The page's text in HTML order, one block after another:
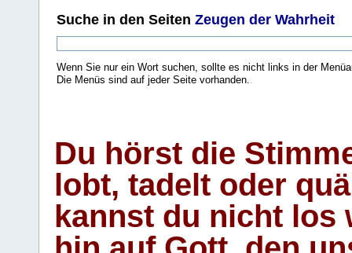
Suche in den Seiten Zeugen der Wahrheit
Wenn Sie nur ein Wort suchen, sollte es nicht links in der
Die Menüs sind auf jeder Seite vorhanden.
Du hörst die
lobt, tadelt oder
kannst du nicht los